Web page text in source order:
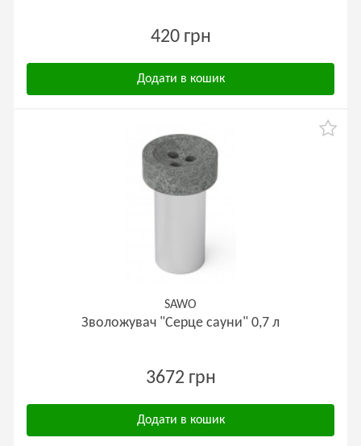
420 грн
Додати в кошик
SAWO
Зволожувач "Серце сауни" 0,7 л
3672 грн
Додати в кошик